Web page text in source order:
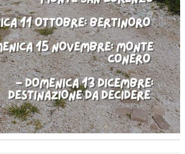
valorizzi le nostre specificità"